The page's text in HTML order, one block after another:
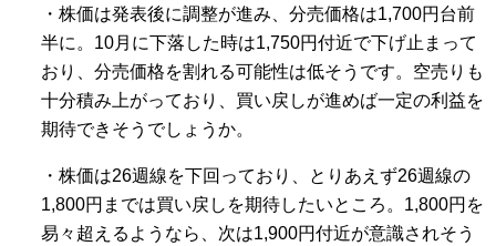
・株価は発表後に調整が進み、分売価格は1,700円台前
半に。10月に下落した時は1,750円付近で下げ止まって
おり、分売価格を割れる可能性は低そうです。空売りも
十分積み上がっており、買い戻しが進めば一定の利益を
期待できそうでしょうか。
・株価は26週線を下回っており、とりあえず26週線の
1,800円までは買い戻しを期待したいところ。1,800円を
易々超えるようなら、次は1,900円付近が意識されそう